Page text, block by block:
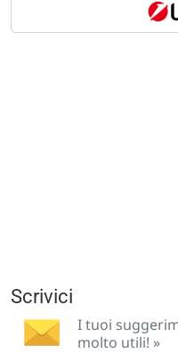
Scrivici
I tuoi
molto utili! »